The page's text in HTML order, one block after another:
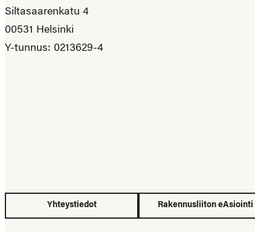
Siltasaarenkatu 4
00531 Helsinki
Y-tunnus: 0213629-4
Yhteystiedot Rakennusliiton eAsiointi